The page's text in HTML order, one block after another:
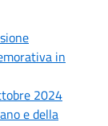
in
2024
e della